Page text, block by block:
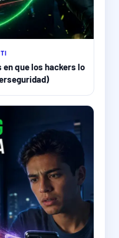
que los hackers lo